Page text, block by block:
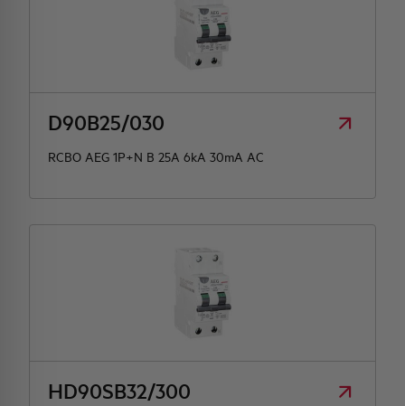
D90B25/030
RCBO AEG 1P+N B 25A 6kA 30mA AC
HD90SB32/300